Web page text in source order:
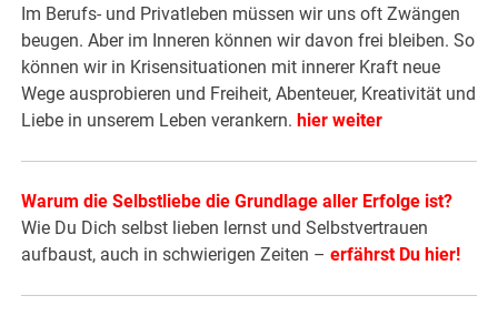
Im Berufs- und Privatleben müssen wir uns oft Zwängen
beugen. Aber im Inneren können wir davon frei bleiben. So
können wir in Krisensituationen mit innerer Kraft neue
Wege ausprobieren und Freiheit, Abenteuer, Kreativität und
Liebe in unserem Leben verankern. hier weiter
Warum die Selbstliebe die Grundlage aller Erfolge ist?
Wie Du Dich selbst lieben lernst und Selbstvertrauen
aufbaust, auch in schwierigen Zeiten – erfährst Du hier!